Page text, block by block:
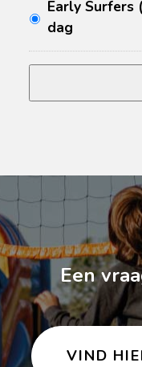
Early
dag
Een
VIND